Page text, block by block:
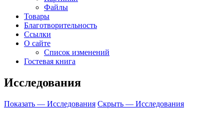
Файлы
Товары
Благотворительность
Ссылки
О сайте
Список изменений
Гостевая книга
Исследования
Показать — Исследования Скрыть — Исследования